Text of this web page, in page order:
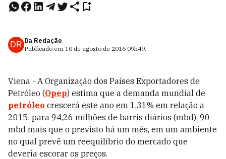
DR Da Redação
Publicado em 10 de agosto de 2016 09h49.
Viena - A Organização dos Países Exportadores de
Petróleo (Opep) estima que a demanda mundial de
petróleo crescerá este ano em 1,31% em relação a
2015, para 94,26 milhões de barris diários (mbd), 90
mbd mais que o previsto há um mês, em um ambiente
no qual prevê um reequilíbrio do mercado que
deveria escorar os preços.